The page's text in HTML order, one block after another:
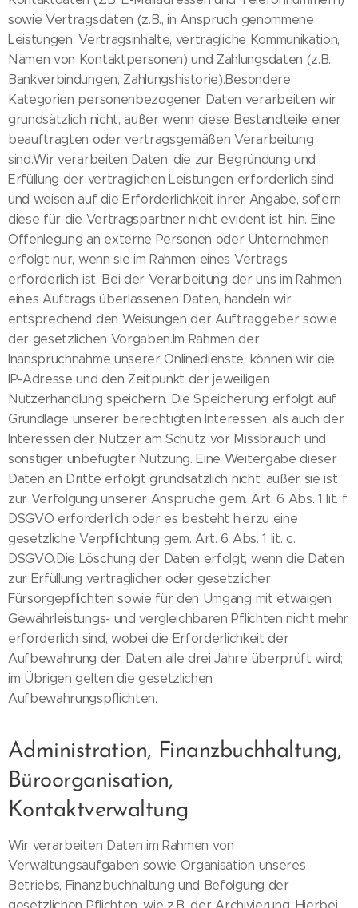
sowie Vertragsdaten (z.B., in Anspruch genommene
Leistungen, Vertragsinhalte, vertragliche Kommunikation,
Namen von Kontaktpersonen) und Zahlungsdaten (z.B.,
Bankverbindungen, Zahlungshistorie).Besondere
Kategorien personenbezogener Daten verarbeiten wir
grundsätzlich nicht, außer wenn diese Bestandteile einer
beauftragten oder vertragsgemäßen Verarbeitung
sind.Wir verarbeiten Daten, die zur Begründung und
Erfüllung der vertraglichen Leistungen erforderlich sind
und weisen auf die Erforderlichkeit ihrer Angabe, sofern
diese für die Vertragspartner nicht evident ist, hin. Eine
Offenlegung an externe Personen oder Unternehmen
erfolgt nur, wenn sie im Rahmen eines Vertrags
erforderlich ist. Bei der Verarbeitung der uns im Rahmen
eines Auftrags überlassenen Daten, handeln wir
entsprechend den Weisungen der Auftraggeber sowie
der gesetzlichen Vorgaben.Im Rahmen der
Inanspruchnahme unserer Onlinedienste, können wir die
IP-Adresse und den Zeitpunkt der jeweiligen
Nutzerhandlung speichern. Die Speicherung erfolgt auf
Grundlage unserer berechtigten Interessen, als auch der
Interessen der Nutzer am Schutz vor Missbrauch und
sonstiger unbefugter Nutzung. Eine Weitergabe dieser
Daten an Dritte erfolgt grundsätzlich nicht, außer sie ist
zur Verfolgung unserer Ansprüche gem. Art. 6 Abs. 1 lit. f.
DSGVO erforderlich oder es besteht hierzu eine
gesetzliche Verpflichtung gem. Art. 6 Abs. 1 lit. c.
DSGVO.Die Löschung der Daten erfolgt, wenn die Daten
zur Erfüllung vertraglicher oder gesetzlicher
Fürsorgepflichten sowie für den Umgang mit etwaigen
Gewährleistungs- und vergleichbaren Pflichten nicht mehr
erforderlich sind, wobei die Erforderlichkeit der
Aufbewahrung der Daten alle drei Jahre überprüft wird;
im Übrigen gelten die gesetzlichen
Aufbewahrungspflichten.
Administration, Finanzbuchhaltung,
Büroorganisation,
Kontaktverwaltung
Wir verarbeiten Daten im Rahmen von
Verwaltungsaufgaben sowie Organisation unseres
Betriebs, Finanzbuchhaltung und Befolgung der